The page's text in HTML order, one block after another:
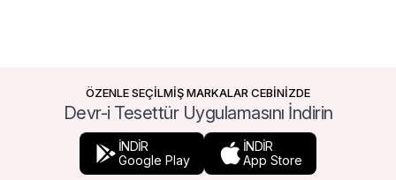
ÖZENLE SEÇİLMİŞ MARKALAR CEBİNİZDE
Devr-i Tesettür Uygulamasını İndirin
İNDİR
Google Play
İNDİR
App Store